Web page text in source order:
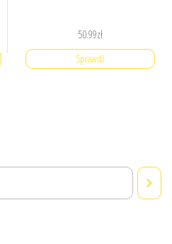
50.99zł
Sprawdź